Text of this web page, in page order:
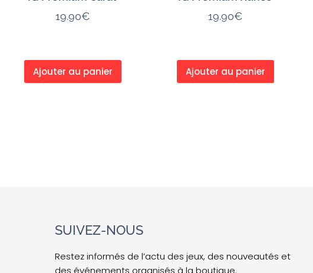
19.90€
Ajouter au panier
19.90€
Ajouter au panier
SUIVEZ-NOUS
Restez informés de l’actu des jeux, des nouveautés et
des événements organisés à la boutique.